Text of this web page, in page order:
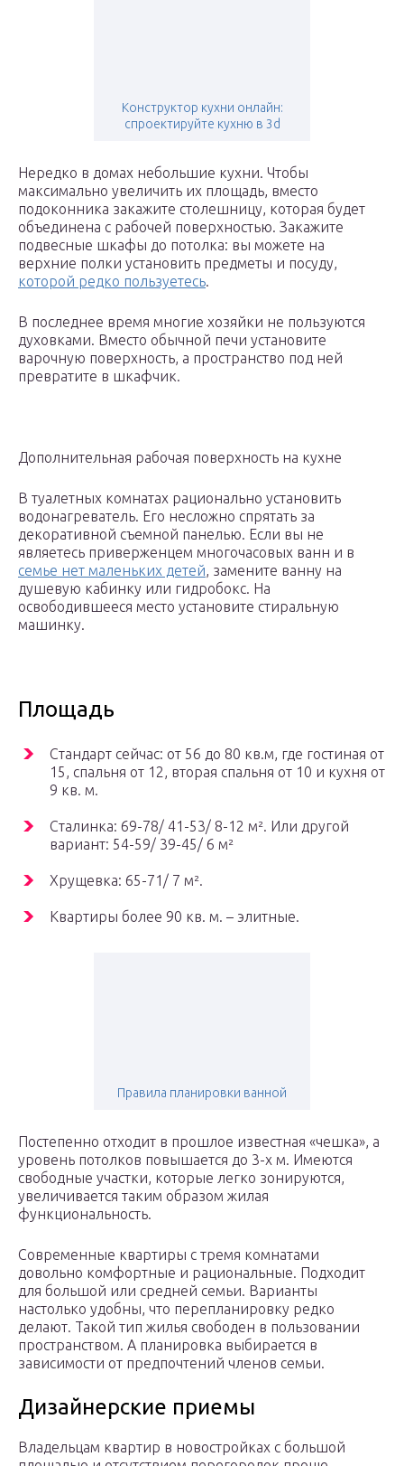
Конструктор кухни онлайн:
спроектируйте кухню в 3d
Нередко в домах небольшие кухни. Чтобы
максимально увеличить их площадь, вместо
подоконника закажите столешницу, которая будет
объединена с рабочей поверхностью. Закажите
подвесные шкафы до потолка: вы можете на
верхние полки установить предметы и посуду,
которой редко пользуетесь.
В последнее время многие хозяйки не пользуются
духовками. Вместо обычной печи установите
варочную поверхность, а пространство под ней
превратите в шкафчик.
Дополнительная рабочая поверхность на кухне
В туалетных комнатах рационально установить
водонагреватель. Его несложно спрятать за
декоративной съемной панелью. Если вы не
являетесь приверженцем многочасовых ванн и в
семье нет маленьких детей, замените ванну на
душевую кабинку или гидробокс. На
освободившееся место установите стиральную
машинку.
Площадь
Стандарт сейчас: от 56 до 80 кв.м, где гостиная от
15, спальня от 12, вторая спальня от 10 и кухня от
9 кв. м.
Сталинка: 69-78/ 41-53/ 8-12 м². Или другой
вариант: 54-59/ 39-45/ 6 м²
Хрущевка: 65-71/ 7 м².
Квартиры более 90 кв. м. – элитные.
Правила планировки ванной
Постепенно отходит в прошлое известная «чешка», а
уровень потолков повышается до 3-х м. Имеются
свободные участки, которые легко зонируются,
увеличивается таким образом жилая
функциональность.
Современные квартиры с тремя комнатами
довольно комфортные и рациональные. Подходит
для большой или средней семьи. Варианты
настолько удобны, что перепланировку редко
делают. Такой тип жилья свободен в пользовании
пространством. А планировка выбирается в
зависимости от предпочтений членов семьи.
Дизайнерские приемы
Владельцам квартир в новостройках с большой